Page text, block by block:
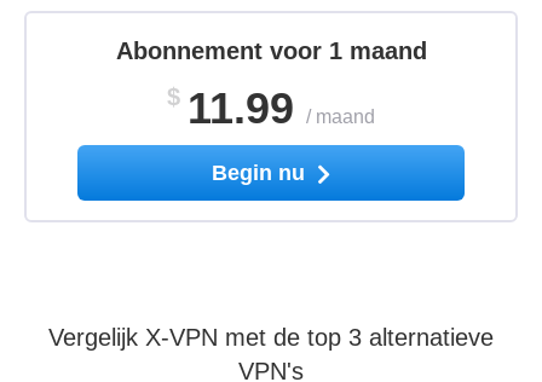
Abonnement voor 1 maand
$ 11.99 / maand
Begin nu
Vergelijk X-VPN met de top 3 alternatieve
VPN's